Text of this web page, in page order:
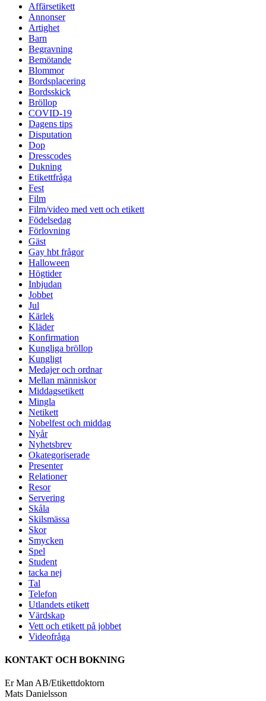
Affärsetikett
Annonser
Artighet
Barn
Begravning
Bemötande
Blommor
Bordsplacering
Bordsskick
Bröllop
COVID-19
Dagens tips
Disputation
Dop
Dresscodes
Dukning
Etikettfråga
Fest
Film
Film/video med vett och etikett
Födelsedag
Förlovning
Gäst
Gay hbt frågor
Halloween
Högtider
Inbjudan
Jobbet
Jul
Kärlek
Kläder
Konfirmation
Kungliga bröllop
Kungligt
Medajer och ordnar
Mellan människor
Middagsetikett
Mingla
Netikett
Nobelfest och middag
Nyår
Nyhetsbrev
Okategoriserade
Presenter
Relationer
Resor
Servering
Skåla
Skilsmässa
Skor
Smycken
Spel
Student
tacka nej
Tal
Telefon
Utlandets etikett
Värdskap
Vett och etikett på jobbet
Videofråga
KONTAKT OCH BOKNING
Er Man AB/Etikettdoktorn
Mats Danielsson